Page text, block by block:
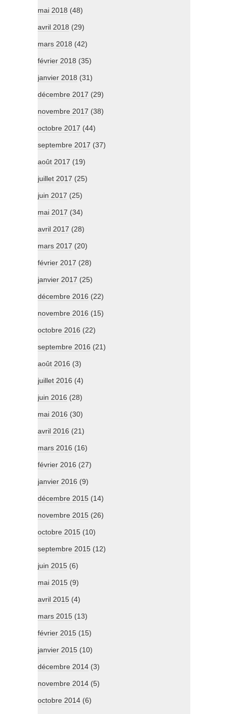
mai 2018 (48)
avril 2018 (29)
mars 2018 (42)
février 2018 (35)
janvier 2018 (31)
décembre 2017 (29)
novembre 2017 (38)
octobre 2017 (44)
septembre 2017 (37)
août 2017 (19)
juillet 2017 (25)
juin 2017 (25)
mai 2017 (34)
avril 2017 (28)
mars 2017 (20)
février 2017 (28)
janvier 2017 (25)
décembre 2016 (22)
novembre 2016 (15)
octobre 2016 (22)
septembre 2016 (21)
août 2016 (3)
juillet 2016 (4)
juin 2016 (28)
mai 2016 (30)
avril 2016 (21)
mars 2016 (16)
février 2016 (27)
janvier 2016 (9)
décembre 2015 (14)
novembre 2015 (26)
octobre 2015 (10)
septembre 2015 (12)
juin 2015 (6)
mai 2015 (9)
avril 2015 (4)
mars 2015 (13)
février 2015 (15)
janvier 2015 (10)
décembre 2014 (3)
novembre 2014 (5)
octobre 2014 (6)